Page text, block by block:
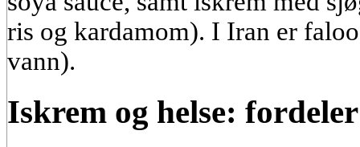
ris og kardamom). I Iran er
vann).
Iskrem og helse: